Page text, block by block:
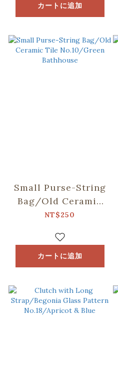
カートに追加
Small Purse-String
Bag/Old Ceramic
Tile No.10/Green
NT$250
カートに追加